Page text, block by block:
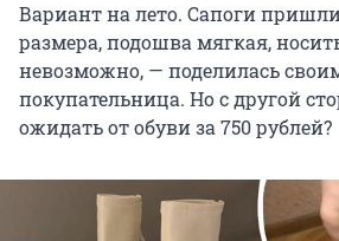
Вариант на лето. Сапоги
размера, подошва мягкая,
невозможно, — поделилась
покупательница. Но с другой
ожидать от обуви за 750 рублей?